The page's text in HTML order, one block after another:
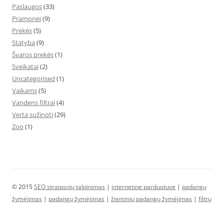
Paslaugos(33)
Pramonei(9)
Prekės(5)
Statyba (9)
Švaros prekės(1)
Sveikatai(2)
Uncategorised (1)
Vaikams(5)
Vandens filtrai(4)
Verta sužinoti(29)
Zoo (1)
© 2015SEO straipsnių talpinimas | internetine parduotuve | padangų
žymėjimas | padangų žymėjimas | žieminių padangų žymėjimas | filtrų